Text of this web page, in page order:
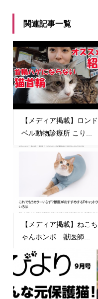
関連記事一覧
【メディア掲載】ロンド
ベル動物診療所 こり...
【メディア掲載】ねこち
ゃんホンポ 獣医師...